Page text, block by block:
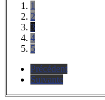
1
2
3
4
5
Précédent
Suivante